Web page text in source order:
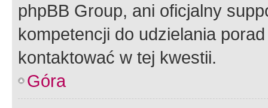
phpBB Group, ani oficjalny
kompetencji do udzielania
kontaktować w tej kwestii.
Góra